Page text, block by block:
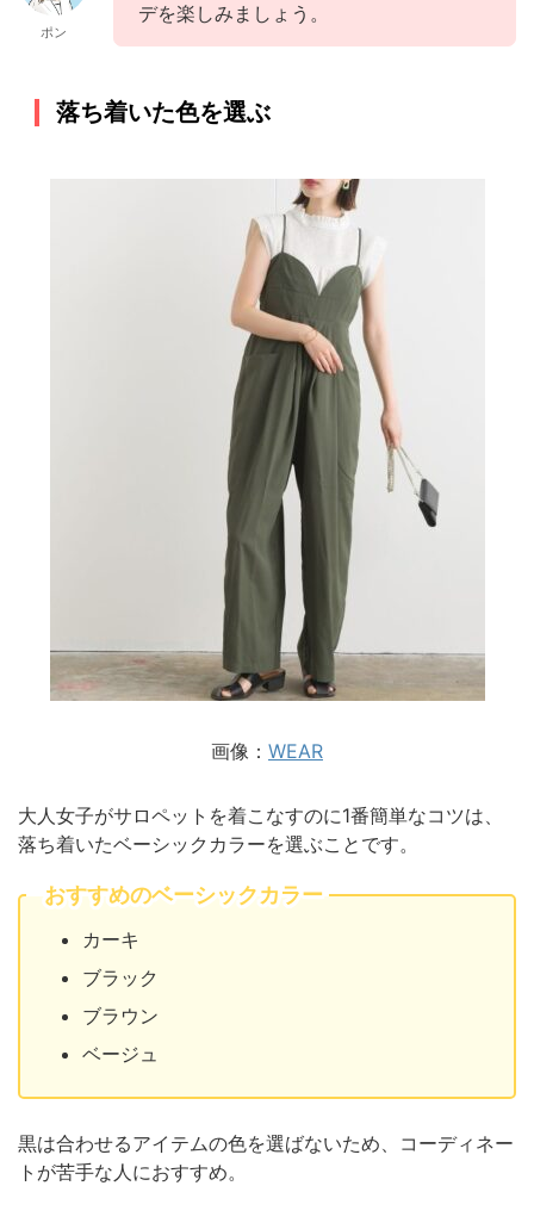
ポン
デを楽しみましょう。
落ち着いた色を選ぶ
画像： WEAR
大人女子がサロペットを着こなすのに1番簡単なコツは、
落ち着いたベーシックカラーを選ぶことです。
おすすめのベーシックカラー
カーキ
ブラック
ブラウン
ベージュ
黒は合わせるアイテムの色を選ばないため、コーディネー
トが苦手な人におすすめ。